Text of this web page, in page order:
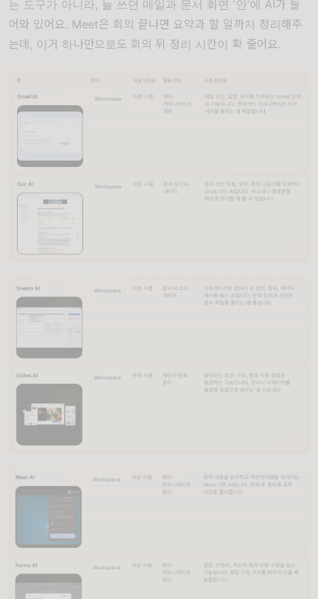
는 도구가 아니라, 늘 쓰던 메일과 문서 화면 '안'에 AI가 들
어와 있어요. Meet은 회의 끝나면 요약과 할 일까지 정리해주
는데, 이거 하나만으로도 회의 뒤 정리 시간이 확 줄어요.